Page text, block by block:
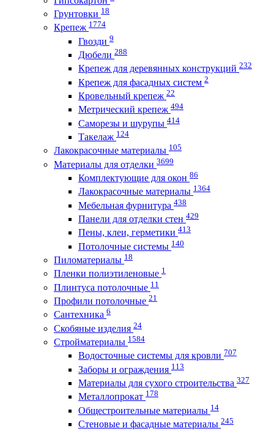
Грунтовки 18
Крепеж 1774
Гвозди 9
Дюбели 288
Крепеж для деревянных конструкций 232
Крепеж для фасадных систем 2
Кровельный крепеж 22
Метрический крепеж 494
Саморезы и шурупы 414
Такелаж 124
Лакокрасочные материалы 105
Материалы для отделки 3699
Комплектующие для окон 86
Лакокрасочные материалы 1364
Мебельная фурнитура 438
Панели для отделки стен 429
Пены, клеи, герметики 413
Потолочные системы 140
Пиломатериалы 18
Пленки полиэтиленовые 1
Плинтуса потолочные 11
Профили потолочные 21
Сантехника 6
Скобяные изделия 24
Стройматериалы 1584
Водосточные системы для кровли 707
Заборы и ограждения 113
Материалы для сухого строительства 327
Металлопрокат 178
Общестроительные материалы 14
Стеновые и фасадные материалы 245